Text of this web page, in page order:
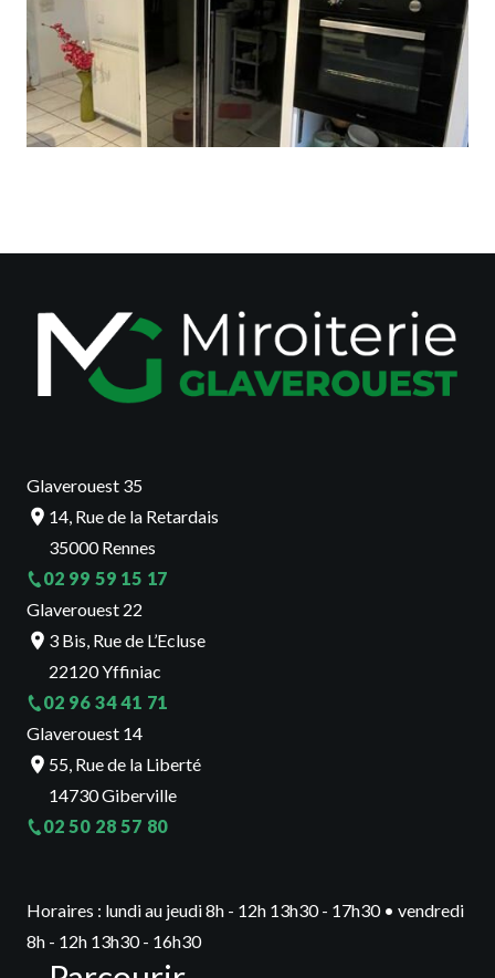
Glaverouest 35
14, Rue de la Retardais
35000 Rennes
02 99 59 15 17
Glaverouest 22
3 Bis, Rue de L’Ecluse
22120 Yffiniac
02 96 34 41 71
Glaverouest 14
55, Rue de la Liberté
14730 Giberville
02 50 28 57 80
Horaires : lundi au jeudi 8h - 12h 13h30 - 17h30 • vendredi
8h - 12h 13h30 - 16h30